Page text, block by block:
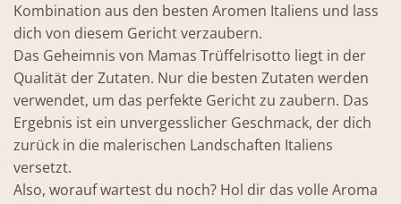
Kombination aus den besten Aromen Italiens und lass
dich von diesem Gericht verzaubern.
Das Geheimnis von Mamas Trüffelrisotto liegt in der
Qualität der Zutaten. Nur die besten Zutaten werden
verwendet, um das perfekte Gericht zu zaubern. Das
Ergebnis ist ein unvergesslicher Geschmack, der dich
zurück in die malerischen Landschaften Italiens
versetzt.
Also, worauf wartest du noch? Hol dir das volle Aroma